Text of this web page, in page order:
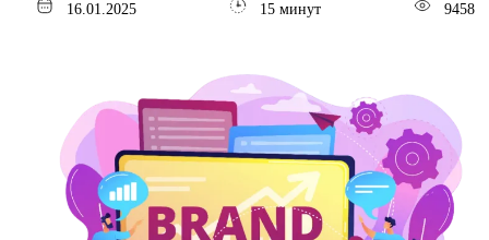
16.01.2025
15 минут 9458